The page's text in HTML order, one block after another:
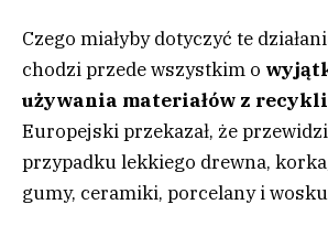
Czego miałyby dotyczyć te
chodzi przede wszystkim o
używania materiałów z
Europejski przekazał, że
przypadku lekkiego drewna,
gumy, ceramiki, porcelany i